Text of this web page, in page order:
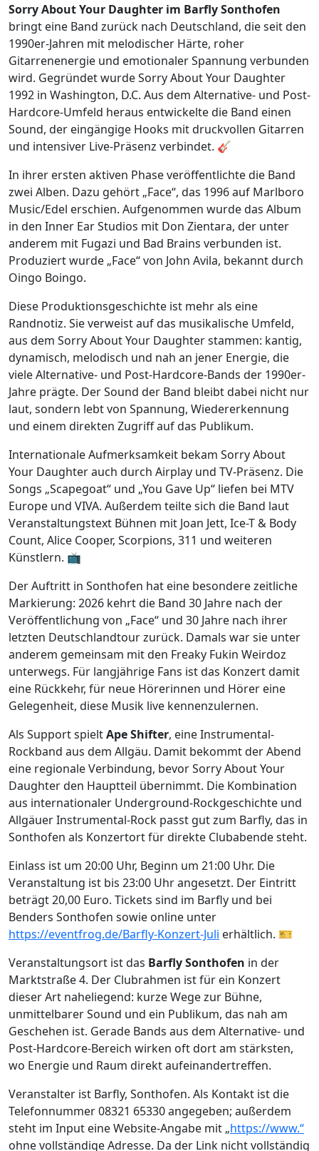
Sorry About Your Daughter im Barfly Sonthofen
bringt eine Band zurück nach Deutschland, die seit den
1990er-Jahren mit melodischer Härte, roher
Gitarrenenergie und emotionaler Spannung verbunden
wird. Gegründet wurde Sorry About Your Daughter
1992 in Washington, D.C. Aus dem Alternative- und Post-
Hardcore-Umfeld heraus entwickelte die Band einen
Sound, der eingängige Hooks mit druckvollen Gitarren
und intensiver Live-Präsenz verbindet. 🎸
In ihrer ersten aktiven Phase veröffentlichte die Band
zwei Alben. Dazu gehört „Face“, das 1996 auf Marlboro
Music/Edel erschien. Aufgenommen wurde das Album
in den Inner Ear Studios mit Don Zientara, der unter
anderem mit Fugazi und Bad Brains verbunden ist.
Produziert wurde „Face“ von John Avila, bekannt durch
Oingo Boingo.
Diese Produktionsgeschichte ist mehr als eine
Randnotiz. Sie verweist auf das musikalische Umfeld,
aus dem Sorry About Your Daughter stammen: kantig,
dynamisch, melodisch und nah an jener Energie, die
viele Alternative- und Post-Hardcore-Bands der 1990er-
Jahre prägte. Der Sound der Band bleibt dabei nicht nur
laut, sondern lebt von Spannung, Wiedererkennung
und einem direkten Zugriff auf das Publikum.
Internationale Aufmerksamkeit bekam Sorry About
Your Daughter auch durch Airplay und TV-Präsenz. Die
Songs „Scapegoat“ und „You Gave Up“ liefen bei MTV
Europe und VIVA. Außerdem teilte sich die Band laut
Veranstaltungstext Bühnen mit Joan Jett, Ice-T & Body
Count, Alice Cooper, Scorpions, 311 und weiteren
Künstlern. 📺
Der Auftritt in Sonthofen hat eine besondere zeitliche
Markierung: 2026 kehrt die Band 30 Jahre nach der
Veröffentlichung von „Face“ und 30 Jahre nach ihrer
letzten Deutschlandtour zurück. Damals war sie unter
anderem gemeinsam mit den Freaky Fukin Weirdoz
unterwegs. Für langjährige Fans ist das Konzert damit
eine Rückkehr, für neue Hörerinnen und Hörer eine
Gelegenheit, diese Musik live kennenzulernen.
Als Support spieltApe Shifter, eine Instrumental-
Rockband aus dem Allgäu. Damit bekommt der Abend
eine regionale Verbindung, bevor Sorry About Your
Daughter den Hauptteil übernimmt. Die Kombination
aus internationaler Underground-Rockgeschichte und
Allgäuer Instrumental-Rock passt gut zum Barfly, das in
Sonthofen als Konzertort für direkte Clubabende steht.
Einlass ist um 20:00 Uhr, Beginn um 21:00 Uhr. Die
Veranstaltung ist bis 23:00 Uhr angesetzt. Der Eintritt
beträgt 20,00 Euro. Tickets sind im Barfly und bei
Benders Sonthofen sowie online unter
https://eventfrog.de/Barfly-Konzert-Juli erhältlich. 🎫
Veranstaltungsort ist das Barfly Sonthofen in der
Marktstraße 4. Der Clubrahmen ist für ein Konzert
dieser Art naheliegend: kurze Wege zur Bühne,
unmittelbarer Sound und ein Publikum, das nah am
Geschehen ist. Gerade Bands aus dem Alternative- und
Post-Hardcore-Bereich wirken oft dort am stärksten,
wo Energie und Raum direkt aufeinandertreffen.
Veranstalter ist Barfly, Sonthofen. Als Kontakt ist die
Telefonnummer 08321 65330 angegeben; außerdem
steht im Input eine Website-Angabe mit „https://www.“
ohne vollständige Adresse. Da der Link nicht vollständig